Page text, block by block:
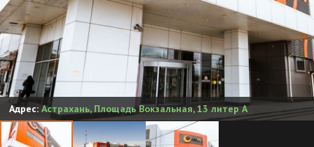
Адрес: Астрахань, Площадь Вокзальная, 13 литер А